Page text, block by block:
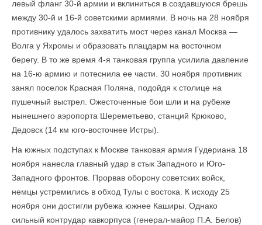
левый фланг 30-й армии и вклиниться в создавшуюся брешь
между 30-й и 16-й советскими армиями. В ночь на 28 ноября
противнику удалось захватить мост через канал Москва —
Волга у Яхромы и образовать плацдарм на восточном
берегу. В то же время 4-я танковая группа усилила давление
на 16-ю армию и потеснила ее части. 30 ноября противник
занял поселок Красная Поляна, подойдя к столице на
пушечный выстрел. Ожесточенные бои шли и на рубеже
нынешнего аэропорта Шереметьево, станций Крюково,
Дедовск (14 км юго-восточнее Истры).
На южных подступах к Москве танковая армия Гудериана 18
ноября нанесла главный удар в стык Западного и Юго-
Западного фронтов. Прорвав оборону советских войск,
немцы устремились в обход Тулы с востока. К исходу 25
ноября они достигли рубежа южнее Каширы. Однако
сильный контрудар кавкорпуса (генерал-майор П.А. Белов)